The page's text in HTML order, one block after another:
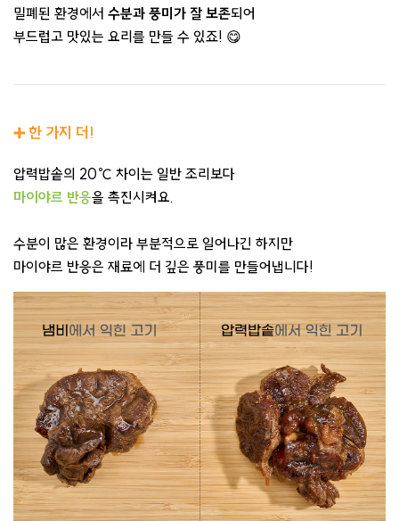
밀폐된 환경에서 수분과 풍미가 잘 보존되어
부드럽고 맛있는 요리를 만들 수 있죠! 😋
➕ 한 가지 더!
압력밥솥의 20℃ 차이는 일반 조리보다
마이야르 반응을 촉진시켜요.
수분이 많은 환경이라 부분적으로 일어나긴 하지만
마이야르 반응은 재료에 더 깊은 풍미를 만들어냅니다!